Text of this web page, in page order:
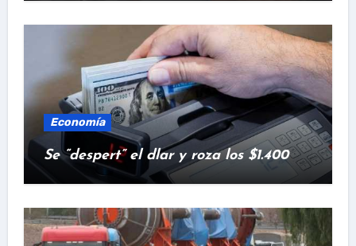
Economía
Se “despert” el dlar y roza los $1.400